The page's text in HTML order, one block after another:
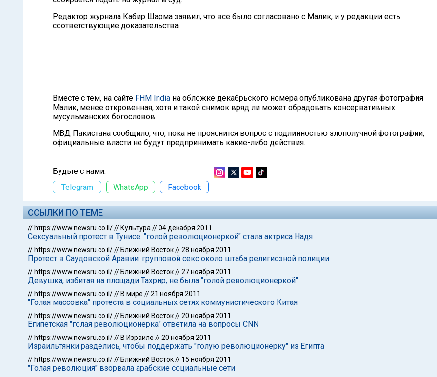
Редактор журнала Кабир Шарма заявил, что все было согласовано с Малик, и у редакции есть
соответствующие доказательства.
Вместе с тем, на сайте FHМ India на обложке декабрьского номера опубликована другая фотография
Малик, менее откровенная, хотя и такой снимок вряд ли может обрадовать консервативных
мусульманских богословов.
МВД Пакистана сообщило, что, пока не прояснится вопрос с подлинностью злополучной фотографии,
официальные власти не будут предпринимать какие-либо действия.
Будьте с нами:
Telegram
WhatsApp Facebook
ССЫЛКИ ПО ТЕМЕ
// https://www.newsru.co.il/// Культура //04 декабря 2011
Сексуальный протест в Тунисе: "голой революционеркой" стала актриса Надя
// https://www.newsru.co.il/// Ближний Восток//28 ноября 2011
Протест в Саудовской Аравии: групповой секс около штаба религиозной полиции
// https://www.newsru.co.il/// Ближний Восток//27 ноября 2011
Девушка, избитая на площади Тахрир, не была "голой революционеркой"
// https://www.newsru.co.il/// В мире //21 ноября 2011
"Голая массовка" протеста в социальных сетях коммунистического Китая
// https://www.newsru.co.il/// Ближний Восток//20 ноября 2011
Египетская "голая революционерка" ответила на вопросы CNN
// https://www.newsru.co.il/// В Израиле //20 ноября 2011
Израильтянки разделись, чтобы поддержать "голую революционерку" из Египта
// https://www.newsru.co.il/// Ближний Восток// 15 ноября 2011
"Голая революция" взорвала арабские социальные сети